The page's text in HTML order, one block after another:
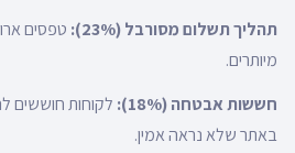
תהליך תשלום מסורבל (23%):
טפסים
מיותרים.
חששות אבטחה (18%):
לקוחות חוששים
באתר שלא נראה אמין.